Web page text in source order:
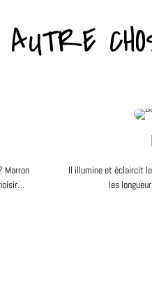
AUTRE
Marron
Il illumine et éclaircit
les